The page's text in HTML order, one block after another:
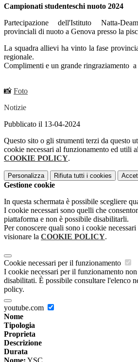
Campionati studenteschi nuoto 2024
Partecipazione dell'Istituto Natta-
provinciali di nuoto a Genova presso la
La squadra allievi ha vinto la fase
regionale.
Complimenti e un grande ringraziamento
📸 Foto
Notizie
Pubblicato il 13-04-2024
Questo sito o gli strumenti terzi da questo
cookie necessari al funzionamento ed utili
COOKIE POLICY.
Personalizza Rifiuta tutti i cookies
Gestione cookie
In questa schermata è possibile scegliere
I cookie necessari sono quelli che
piattaforma e non è possibile disabilitarli.
Per conoscere quali sono i cookie
visionare la COOKIE POLICY.
Cookie necessari per il funzionamento
I cookie necessari per il funzionamento non
disabilitati. È possibile consultare l'elenco
policy.
youtube.com
Nome
Tipologia
Proprieta
Descrizione
Durata
Nome: YSC